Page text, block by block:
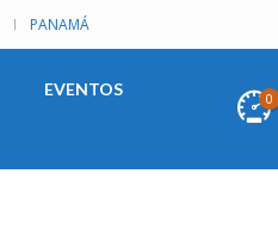
PANAMÁ
0
EVENTOS